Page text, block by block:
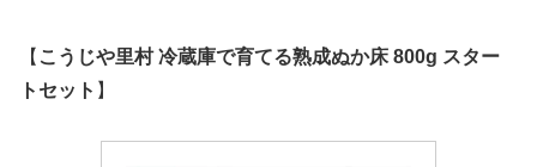
【 こうじや里村 冷蔵庫で育てる熟成ぬか床 800g スター
トセット 】